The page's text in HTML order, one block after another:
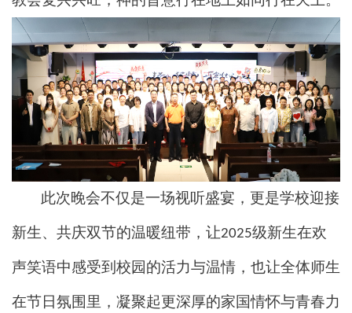
此次晚会不仅是一场视听盛宴，更是学校迎接
新生、共庆双节的温暖纽带，让2025级新生在欢
声笑语中感受到校园的活力与温情，也让全体师生
在节日氛围里，凝聚起更深厚的家国情怀与青春力